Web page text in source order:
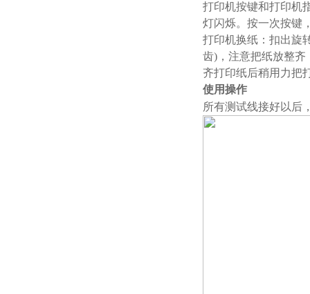
打印机按键和打印机
灯闪烁。按
打印机换纸：扣出旋
齿)，注意把纸放整
齐打印纸后稍用力把
使用操作
所有测试线接好以后